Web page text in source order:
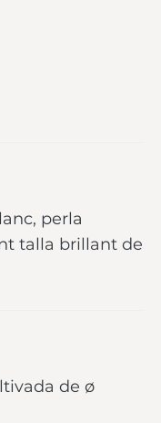
perla
talla brillant de
de ø